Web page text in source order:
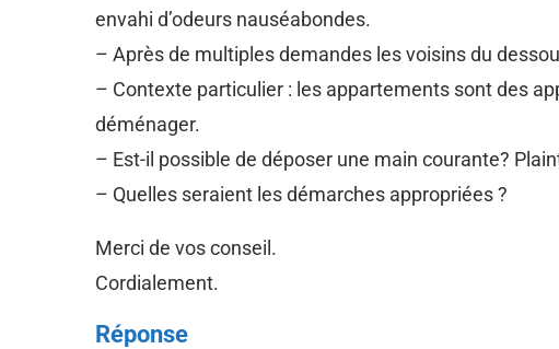
envahi d’odeurs nauséabondes.
– Après de multiples demandes les voisins du
– Contexte particulier : les appartements sont des
déménager.
– Est-il possible de déposer une main courante?
– Quelles seraient les démarches appropriées ?
Merci de vos conseil.
Cordialement.
Réponse